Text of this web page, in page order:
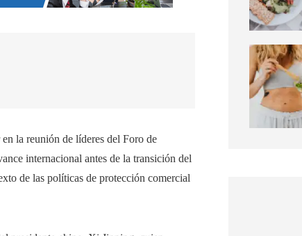
la reunión de líderes del Foro de
internacional antes de la transición del
de las políticas de protección comercial